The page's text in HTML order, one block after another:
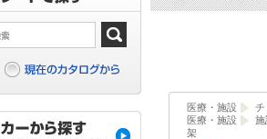
医療・施設
チ
医療・施設
施
架